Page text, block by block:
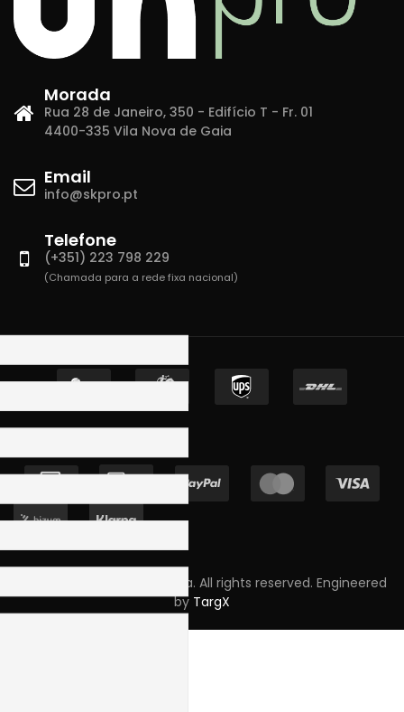
Morada
Rua 28 de Janeiro, 350 - Edifício T - Fr. 01
4400-335 Vila Nova de Gaia
Email
info@skpro.pt
Telefone
(+351) 223 798 229
(Chamada para a rede fixa nacional)
Copyright © 2023 Skpro, Lda. All rights reserved. Engineered
by TargX